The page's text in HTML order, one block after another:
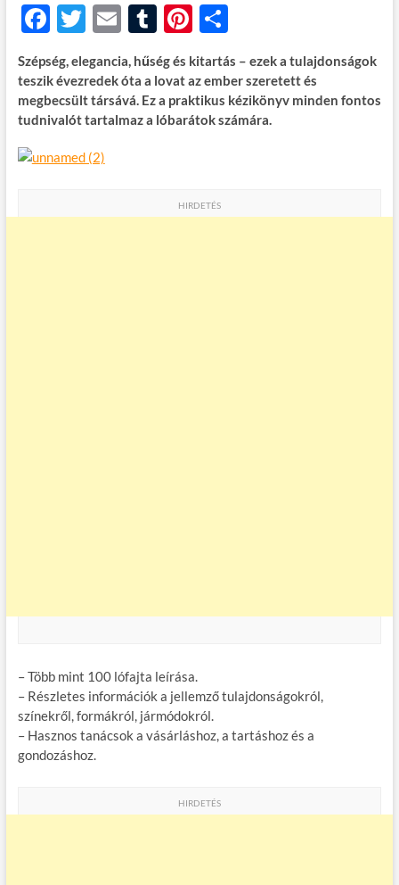
F
ac
e
b
o
o
T
itt
er
E
m
ail
T
u
m
bl
r
Pi
nt
er
es
t
O
ss
za
m
e
Szépség, elegancia, hűség és kitartás – ezek a tulajdonságok
teszik évezredek óta a lovat az ember szeretett és
megbecsült társává. Ez a praktikus kézikönyv minden fontos
tudnivalót tartalmaz a lóbarátok számára.
HIRDETÉS
– Több mint 100 lófajta leírása.
– Részletes információk a jellemző tulajdonságokról,
színekről, formákról, jármódokról.
– Hasznos tanácsok a vásárláshoz, a tartáshoz és a
gondozáshoz.
HIRDETÉS